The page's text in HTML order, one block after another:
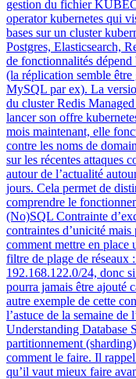
gestion du fichier
operator kubernetes qui
bases sur un cluster
Postgres, Elasticsearch,
de fonctionnalités dépend
(la réplication semble être
MySQL par ex). La
du cluster Redis
lancer son offre
mois maintenant, elle
contre les noms de
sur les récentes attaques
autour de l’actualité
jours. Cela permet de
comprendre le
(No)SQL Contrainte
contraintes d’unicité
comment mettre en place
filtre de plage de réseaux
192.168.122.0/24, donc
pourra jamais être ajouté
autre exemple de cette
l’astuce de la semaine de
Understanding Database
partitionnement
comment le faire. Il
qu’il vaut mieux faire